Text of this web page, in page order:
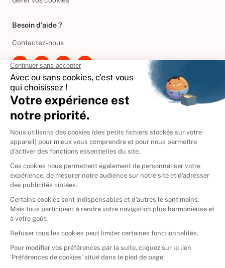
Besoin d'aide ?
Contactez-nous
International
🇪🇸 Espagne
🇩🇪Allemagne
🇮🇹 Italie